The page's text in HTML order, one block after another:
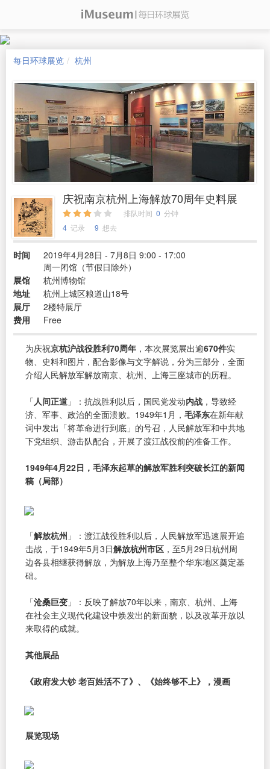
每日环球展览 杭州
庆祝南京杭州上海解放70周年史料展
排队时间 0 分钟
4 记录 9 想去
时间
2019年4月28日 - 7月8日 9:00 - 17:00
周一闭馆（节假日除外）
展馆
杭州博物馆
地址
杭州上城区粮道山18号
展厅
2楼特展厅
费用
Free
为庆祝京杭沪战役胜利70周年 ，本次展览展出逾670件实
物、史料和图片，配合影像与文字解说，分为三部分，全面
介绍人民解放军解放南京、杭州、上海三座城市的历程。
「 人间正道 」：抗战胜利以后，国民党发动内战 ，导致经
济、军事、政治的全面溃败。1949年1月， 毛泽东在新年献
词中发出「将革命进行到底」的号召，人民解放军和中共地
下党组织、游击队配合，开展了渡江战役前的准备工作。
1949年4月22日，毛泽东起草的解放军胜利突破长江的新闻
稿（局部）
「解放杭州 」：渡江战役胜利以后，人民解放军迅速展开追
击战，于1949年5月3日解放杭州市区 ，至5月29日杭州周
边各县相继获得解放，为解放上海乃至整个华东地区奠定基
础。
「沧桑巨变 」：反映了解放70年以来，南京、杭州、上海
在社会主义现代化建设中焕发出的新面貌，以及改革开放以
来取得的成就。
其他展品
《政府发大钞 老百姓活不了》、《始终够不上》，漫画
展览现场